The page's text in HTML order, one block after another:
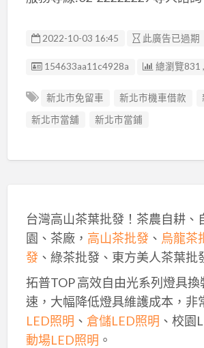
2022-10-03 16:45 此廣告已過期
廣告编號
154633aa11c4928a 總瀏覽831
新北市免留車 新北市機車借款
新北市當舖
新北市當鋪
台灣高山茶葉批發！茶農自耕、
園、茶廠， 高山茶批發、 烏龍茶
發、綠茶批發、東方美人茶葉批
拓普TOP 高效自由光系列燈具
速，大幅降低燈具維護成本，非
LED照明 、 倉儲LED照明 、校園
動場LED照明 。